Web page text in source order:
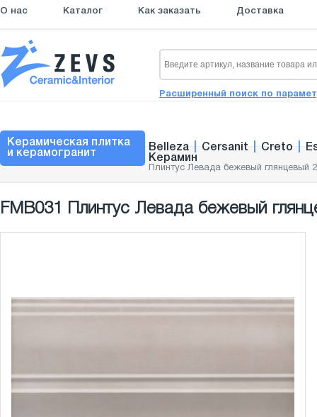
О нас Каталог Как заказать Доставка
Расширенный поиск по
Керамическая плитка
и керамогранит
Belleza Cersanit Creto
Керамин
Плинтус Левада бежевый глянцевый
FMB031 Плинтус Левада бежевый